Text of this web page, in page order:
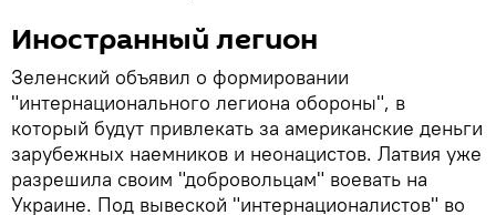
Иностранный легион
Зеленский объявил о формировании
"интернационального легиона обороны", в
который будут привлекать за американские деньги
зарубежных наемников и неонацистов. Латвия уже
разрешила своим "добровольцам" воевать на
Украине. Под вывеской "интернационалистов" во